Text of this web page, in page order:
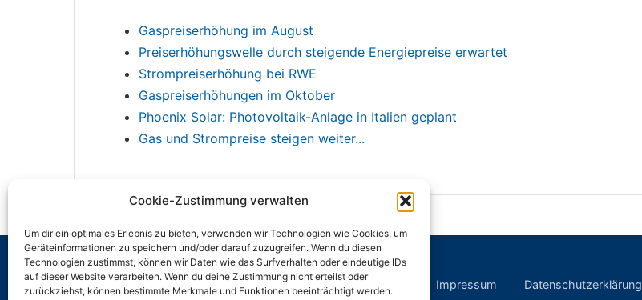
Cookie-Zustimmung verwalten
Um dir ein optimales Erlebnis zu bieten, verwenden wir Technologien wie Cookies, um
Geräteinformationen zu speichern und/oder darauf zuzugreifen. Wenn du diesen
Technologien zustimmst, können wir Daten wie das Surfverhalten oder eindeutige IDs
auf dieser Website verarbeiten. Wenn du deine Zustimmung nicht erteilst oder
zurückziehst, können bestimmte Merkmale und Funktionen beeinträchtigt werden.
Gaspreiserhöhung im August
Preiserhöhungswelle durch steigende Energiepreise erwartet
Strompreiserhöhung bei RWE
Gaspreiserhöhungen im Oktober
Phoenix Solar: Photovoltaik-Anlage in Italien geplant
Gas und Strompreise steigen weiter...
Impressum Datenschutzerklärung